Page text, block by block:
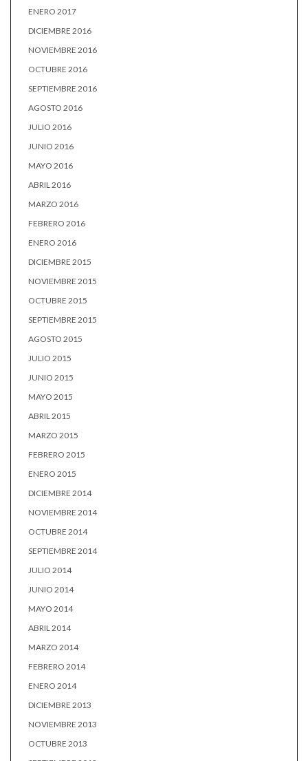
ENERO 2017
DICIEMBRE 2016
NOVIEMBRE 2016
OCTUBRE 2016
SEPTIEMBRE 2016
AGOSTO 2016
JULIO 2016
JUNIO 2016
MAYO 2016
ABRIL 2016
MARZO 2016
FEBRERO 2016
ENERO 2016
DICIEMBRE 2015
NOVIEMBRE 2015
OCTUBRE 2015
SEPTIEMBRE 2015
AGOSTO 2015
JULIO 2015
JUNIO 2015
MAYO 2015
ABRIL 2015
MARZO 2015
FEBRERO 2015
ENERO 2015
DICIEMBRE 2014
NOVIEMBRE 2014
OCTUBRE 2014
SEPTIEMBRE 2014
JULIO 2014
JUNIO 2014
MAYO 2014
ABRIL 2014
MARZO 2014
FEBRERO 2014
ENERO 2014
DICIEMBRE 2013
NOVIEMBRE 2013
OCTUBRE 2013